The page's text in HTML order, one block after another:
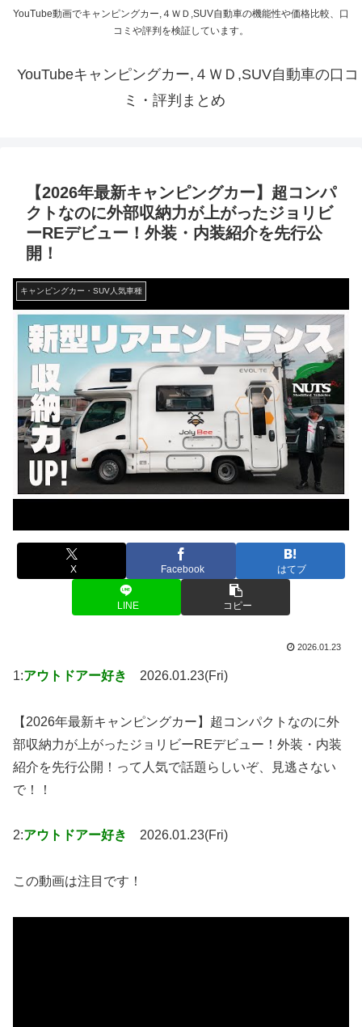
YouTube動画でキャンピングカー,４ＷＤ,SUV自動車の機能性や価格比較、口
コミや評判を検証しています。
YouTubeキャンピングカー,４ＷＤ,SUV自動車の口コ
ミ・評判まとめ
【2026年最新キャンピングカー】超コンパ
クトなのに外部収納力が上がったジョリビ
ーREデビュー！外装・内装紹介を先行公
開！
キャンピングカー・SUV人気車種
X Facebook はてブ
LINE コピー
2026.01.23
1:アウトドアー好き 2026.01.23(Fri)
【2026年最新キャンピングカー】超コンパクトなのに外
部収納力が上がったジョリビーREデビュー！外装・内装
紹介を先行公開！って人気で話題らしいぞ、見逃さない
で！！
2:アウトドアー好き 2026.01.23(Fri)
この動画は注目です！